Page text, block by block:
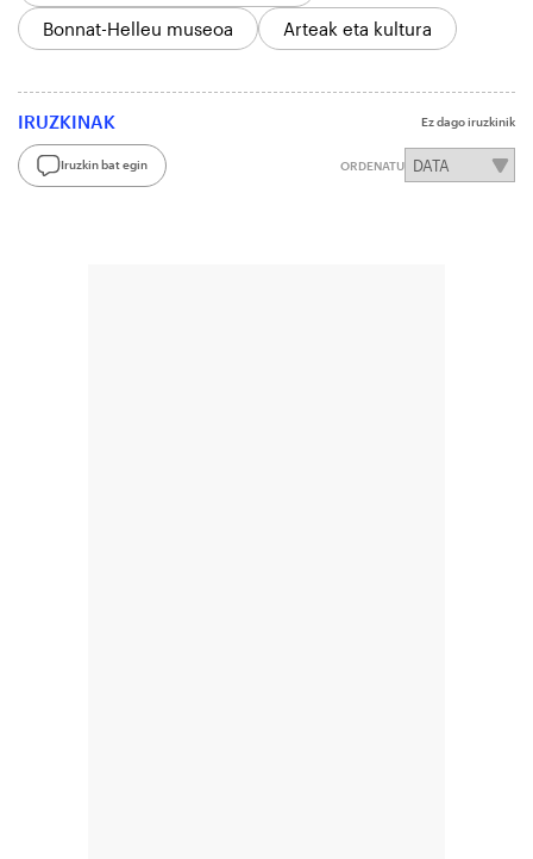
Bonnat-Helleu museoa Arteak eta kultura
IRUZKINAK Ez dago iruzkinik
Iruzkin bat egin ORDENATU